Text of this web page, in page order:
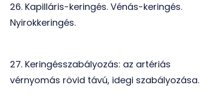
26. Kapilláris-keringés. Vénás-keringés.
Nyirokkeringés.
27. Keringésszabályozás: az artériás
vérnyomás rövid távú, idegi szabályozása.